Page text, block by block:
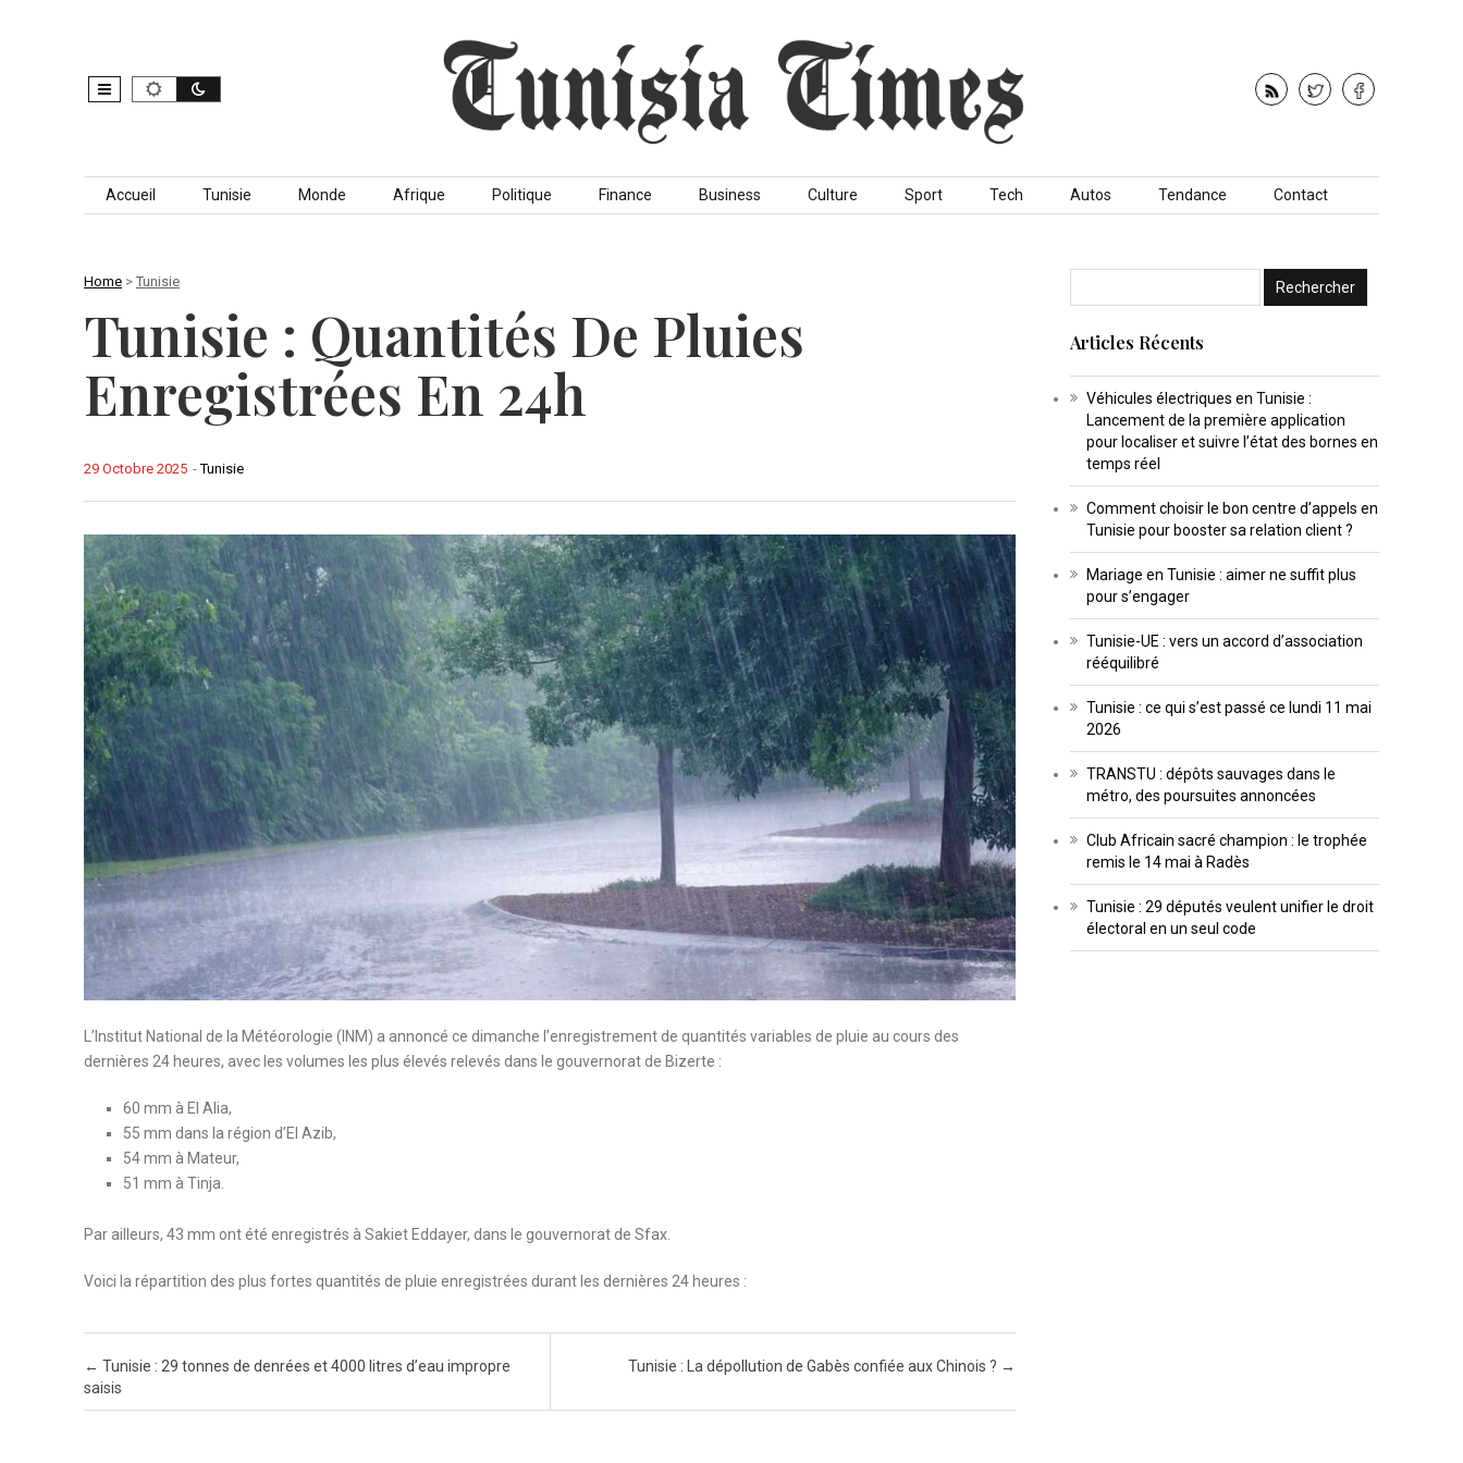
Skip to content
Accueil Tunisie Monde Afrique Politique Finance Business Culture Sport Tech Autos Tendance Contact
Home > Tunisie
Tunisie : Quantités De Pluies
Enregistrées En 24h
-Tunisie
29 Octobre 2025
L’Institut National de la Météorologie (INM) a annoncé ce dimanche l’enregistrement de quantités variables de pluie au cours des
dernières 24 heures, avec les volumes les plus élevés relevés dans le gouvernorat de Bizerte :
60 mm à El Alia,
55 mm dans la région d’El Azib,
54 mm à Mateur,
51 mm à Tinja.
Par ailleurs, 43 mm ont été enregistrés à Sakiet Eddayer, dans le gouvernorat de Sfax.
Voici la répartition des plus fortes quantités de pluie enregistrées durant les dernières 24 heures :
Post navigation
← Tunisie : 29 tonnes de denrées et 4000 litres d’eau impropre
saisis
Tunisie : La dépollution de Gabès confiée aux Chinois ? →
Articles Récents
Véhicules électriques en Tunisie :
Lancement de la première application
pour localiser et suivre l’état des bornes en
temps réel
Comment choisir le bon centre d’appels en
Tunisie pour booster sa relation client ?
Mariage en Tunisie : aimer ne suffit plus
pour s’engager
Tunisie-UE : vers un accord d’association
rééquilibré
Tunisie : ce qui s’est passé ce lundi 11 mai
2026
TRANSTU : dépôts sauvages dans le
métro, des poursuites annoncées
Club Africain sacré champion : le trophée
remis le 14 mai à Radès
Tunisie : 29 députés veulent unifier le droit
électoral en un seul code